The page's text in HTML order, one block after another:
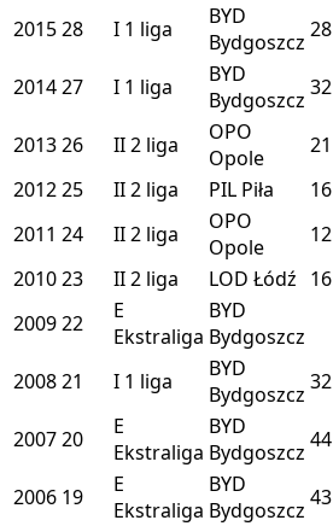
201528 I 1 liga
BYD
Bydgoszcz 28
201427 I 1 liga
BYD
Bydgoszcz 32
201326 II2 liga
OPO
Opole
21
201225 II2 liga PIL Piła 16
2011 24 II2 liga
OPO
Opole
12
201023 II2 liga LOD Łódź 16
200922
E
Ekstraliga
BYD
Bydgoszcz
200821 I 1 liga
BYD
Bydgoszcz 32
200720
E
Ekstraliga
BYD
Bydgoszcz 44
2006 19
E
Ekstraliga
BYD
Bydgoszcz 43